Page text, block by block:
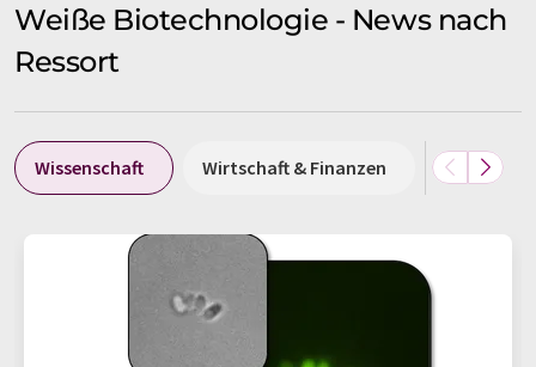
Weiße Biotechnologie - News nach
Ressort
Wissenschaft Wirtschaft & Finanzen Politik &